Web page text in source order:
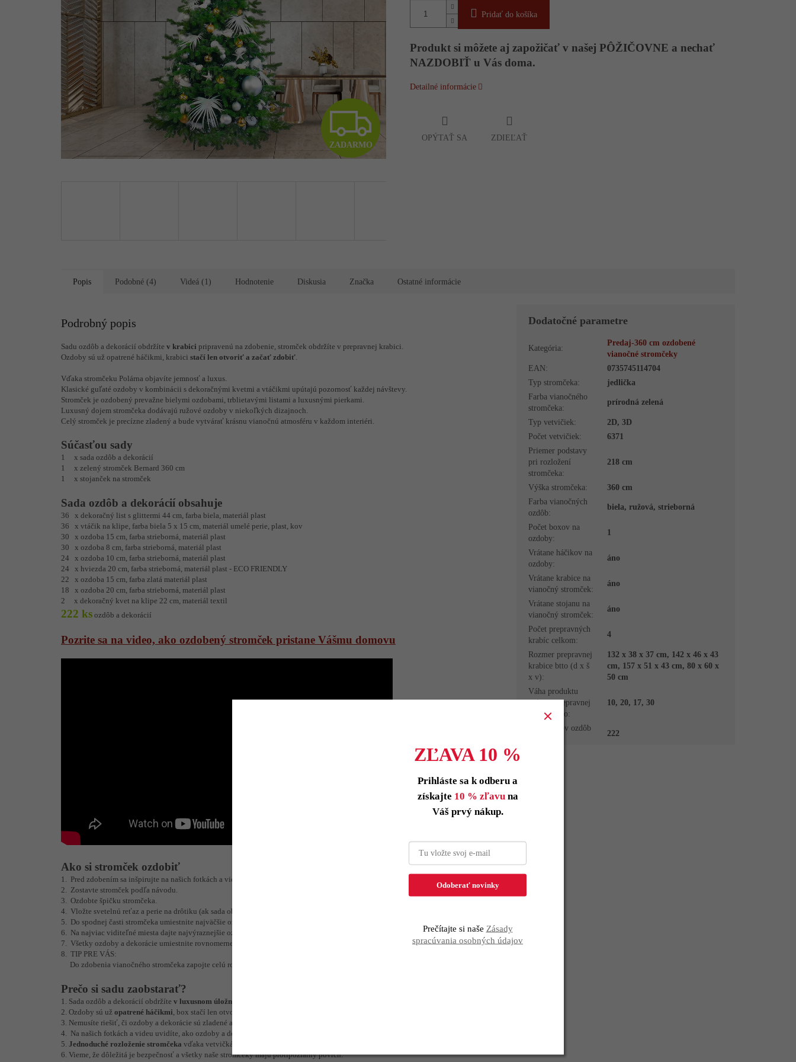
Z
A
R
ZADARMO
Pridať do košíka
Produkt si môžete aj zapožičať v našej PÔŽIČOVNE a nechať
NAZDOBIŤ u Vás doma.
Detailné informácie
OPÝTAŤ SA ZDIEĽAŤ
Popis Podobné (4) Videá (1) Hodnotenie Diskusia Značka Ostatné informácie
Podrobný popis
Sadu ozdôb a dekorácií obdržíte v krabici pripravenú na zdobenie, stromček obdržíte v prepravnej krabici.
Ozdoby sú už opatrené háčikmi, krabici stačí len otvoriť a začať zdobiť
Vďaka stromčeku Polárna objavíte jemnosť a luxus.
Klasické guľaté ozdoby v kombinácii s dekoračnými kvetmi a vtáčikmi upútajú pozornosť každej návštevy.
Stromček je ozdobený prevažne bielymi ozdobami, trblietavými listami a luxusnými pierkami.
Luxusný dojem stromčeka dodávajú ružové ozdoby v niekoľkých dizajnoch.
Celý stromček je precízne zladený a bude vytvárať krásnu vianočnú atmosféru v každom interiéri.
Súčasťou sady
1 x sada ozdôb a dekorácií
1 x zelený stromček Bernard 360 cm
1 x stojanček na stromček
Sada ozdôb a dekorácií obsahuje
36 x dekoračný list s glittermi 44 cm, farba biela, materiál plast
36 x vtáčik na klipe, farba biela 5 x 15 cm, materiál umelé perie, plast, kov
30 x ozdoba 15 cm, farba strieborná, materiál plast
30 x ozdoba 8 cm, farba strieborná, materiál plast
24 x ozdoba 10 cm, farba strieborná, materiál plast
24 x hviezda 20 cm, farba strieborná, materiál plast - ECO FRIENDLY
22 x ozdoba 15 cm, farba zlatá materiál plast
18 x ozdoba 20 cm, farba strieborná, materiál plast
2 x dekoračný kvet na klipe 22 cm, materiál textil
222 ks ozdôb a dekorácií
Pozrite sa na video, ako ozdobený stromček pristane Vášmu domovu
Ako si stromček ozdobiť
1. Pred zdobením sa inšpirujte na našich fotkách a videu, ako sú jednotlivé ozdoby umiestnené.
2. Zostavte stromček podľa návodu.
3. Ozdobte špičku stromčeka.
4. Vložte svetelnú reťaz a perie na drôtiku (ak sada obsahuje).
5. Do spodnej časti stromčeka umiestnite najväčšie ozdoby. Do hornej časti menšie ozdoby.
6. Na najviac viditeľné miesta dajte najvýraznejšie ozdoby a dekorácie.
7. Všetky ozdoby a dekorácie umiestnite rovnomerne.
8. TIP PRE VÁS:
Do zdobenia vianočného stromčeka zapojte celú rodinu a hlavne deti. Užijete si spoločne krásne chvíle.
Prečo si sadu zaobstarať?
1. Sada ozdôb a dekorácií obdržíte v luxusnom úložnom boxe
2. Ozdoby sú už opatrené háčikmi , box stačí len otvoriť a začať zdobiť.
3. Nemusíte riešiť, či ozdoby a dekorácie sú zladené a pristanú Vášmu stromčeku.
4. Na našich fotkách a videu uvidíte, ako ozdoby a dekorácie vyzerajú priamo na stromčeku.
5. Jednoduché rozloženie stromčeka vďaka vetvičkám, ktoré sú pripevnené ku kmeňu stromčeka.
6. Vieme, že dôležitá je bezpečnosť a všetky naše stromčeky majú protipožiarny povrch.
Dodatočné parametre
Kategória:
Predaj-360 cm ozdobené
vianočné stromčeky
EAN:
0735745114704
Typ stromčeka:
jedlička
Farba vianočného
stromčeka:
prírodná zelená
Typ vetvičiek:
2D, 3D
Počet vetvičiek:
6371
Priemer podstavy
pri rozložení
stromčeka:
218 cm
Výška stromčeka:
360 cm
Farba vianočných
ozdôb:
biela, ružová, strieborná
Počet boxov na
ozdoby:
1
Vrátane háčikov na
ozdoby:
áno
Vrátane krabice na
vianočný stromček:
áno
Vrátane stojanu na
vianočný stromček:
áno
Počet prepravných
krabíc celkom:
4
Rozmer prepravnej
krabice btto (d x š
x v):
132 x 38 x 37 cm, 142 x 46 x 43
cm, 157 x 51 x 43 cm, 80 x 60 x
50 cm
Váha produktu
vrátane prepravnej
krabice btto:
10, 20, 17, 30
Počet kusov ozdôb
222
ZĽAVA 10 %
Prihláste sa k odberu a
získajte 10 % zľavuna
Váš prvý nákup.
Odoberať novinky
Prečítajte si naše Zásady
spracúvania osobných údajov